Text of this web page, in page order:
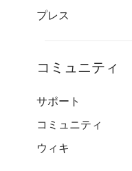
プレス
コミュニティ
サポート
コミュニティ
ウィキ